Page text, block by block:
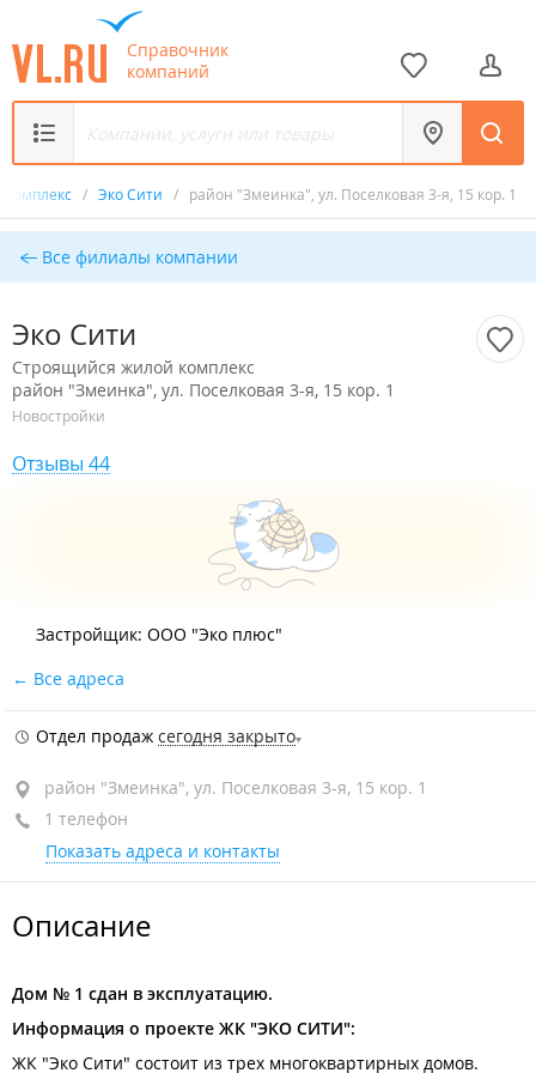
Справочник
компаний
/ Эко Сити / район "Змеинка", ул. Поселковая 3-я, 15 кор. 1
Все филиалы компании
Эко Сити
Строящийся жилой комплекс
район "Змеинка", ул. Поселковая 3-я, 15 кор. 1
Новостройки
Отзывы 44
Застройщик: ООО "Эко плюс"
Все адреса
Отдел продаж сегодня закрыто
район "Змеинка", ул. Поселковая 3-я, 15 кор. 1
1 телефон
Показать адреса и контакты
Описание
Дом № 1 сдан в эксплуатацию.
Информация о проекте ЖК "ЭКО СИТИ":
ЖК "Эко Сити" состоит из трех многоквартирных домов.